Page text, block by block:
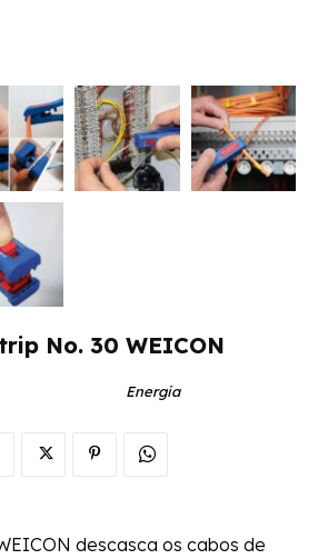
No. 30 WEICON
Energia
descasca os cabos de